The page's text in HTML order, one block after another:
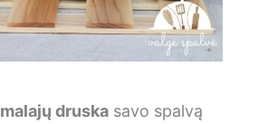
druska savo spalvą